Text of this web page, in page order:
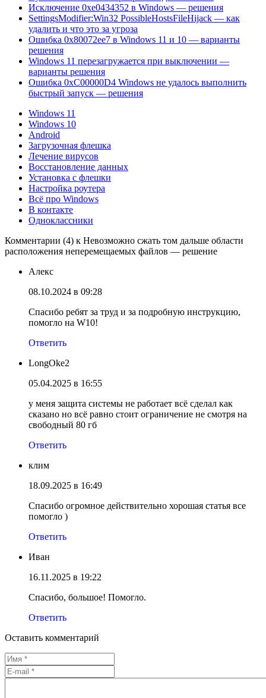
Исключение 0xe0434352 в Windows — решения
SettingsModifier:Win32 PossibleHostsFileHijack — как
удалить и что это за угроза
Ошибка 0x80072ee7 в Windows 11 и 10 — варианты
решения
Windows 11 перезагружается при выключении —
варианты решения
Ошибка 0xC00000D4 Windows не удалось выполнить
быстрый запуск — решения
Windows 11
Windows 10
Android
Загрузочная флешка
Лечение вирусов
Восстановление данных
Установка с флешки
Настройка роутера
Всё про Windows
В контакте
Одноклассники
Комментарии (4) к Невозможно сжать том дальше области
расположения неперемещаемых файлов — решение
Алекс
08.10.2024 в 09:28
Спасибо ребят за труд и за подробную инструкцию,
помогло на W10!
Ответить
LongOke2
05.04.2025 в 16:55
у меня защита системы не работает всё сделал как
сказано но всё равно стоит ограничение не смотря на
свободный 80 гб
Ответить
клим
18.09.2025 в 16:49
Спасибо огромное действительно хорошая статья все
помогло )
Ответить
Иван
16.11.2025 в 19:22
Спасибо, большое! Помогло.
Ответить
Оставить комментарий